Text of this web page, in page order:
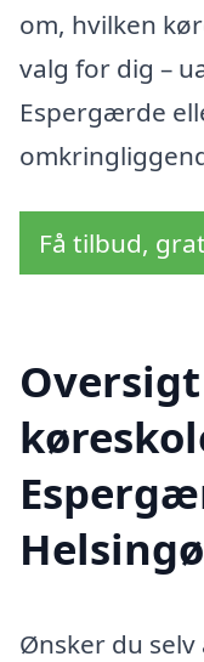
om, hvilken
valg for dig –
Espergærde
Få tilbud,
Ønsker du